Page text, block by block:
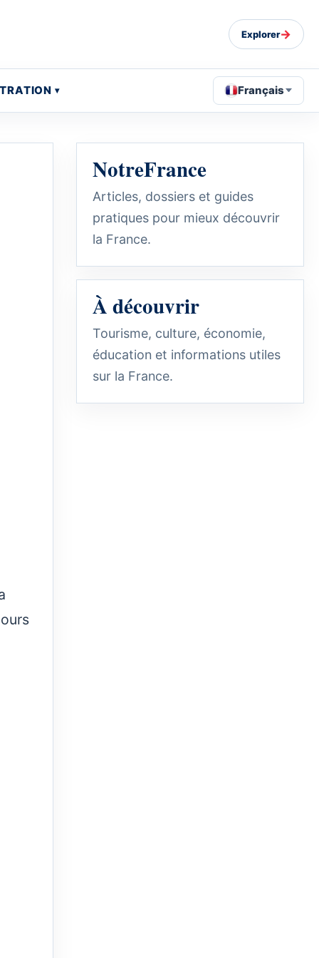
Explorer→
Français
NotreFrance
Articles, dossiers et guides
pratiques pour mieux découvrir
la France.
À découvrir
Tourisme, culture, économie,
éducation et informations utiles
sur la France.